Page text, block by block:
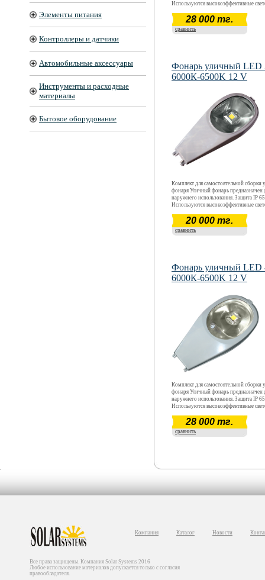
Элементы питания
Контроллеры и датчики
Автомобильные аксессуары
Инструменты и расходные
материалы
Бытовое оборудование
Используются высокоэффективные
40 Вт. Цветовая температура 6000 К -
Срок окупаемости ~ 12 месяцев. Срок
эксплуатации более 5 лет.
28 000 тг.
сравнить
Фонарь уличный LED
6000К-6500K 12 V
Комплект для самостоятельной сборки
фонаря Уличный фонарь предназначен
наружнего использования. Защита IP
Используются высокоэффективные
20 Вт. Цветовая температура 6000 К -
Срок окупаемости ~ 12 месяцев. Срок
эксплуатации более 5 лет.
20 000 тг.
сравнить
Фонарь уличный LED
6000К-6500K 12 V
Комплект для самостоятельной сборки
фонаря Уличный фонарь предназначен
наружнего использования. Защита IP
Используются высокоэффективные
40 Вт. Цветовая температура 6000 К -
Срок окупаемости ~ 12 месяцев. Срок
эксплуатации более 5 лет.
28 000 тг.
сравнить
Компания Каталог Новости
Все права защищены. Компания Solar Systems 2016
Любое использование материалов допускается только с согласия
правообладателя.